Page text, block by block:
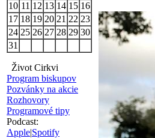
10 11 12 13 14 15 16
17 18 19 20 21 22 23
24 25 26 27 28 29 30
31
Život Cirkvi
Program biskupov
Pozvánky na akcie
Rozhovory
Programové tipy
Podcast:
Apple|Spotify